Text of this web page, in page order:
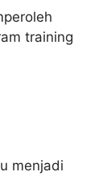
training
menjadi